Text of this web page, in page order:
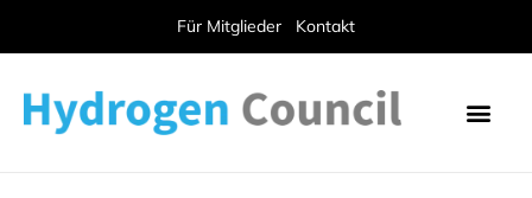
Für Mitglieder Kontakt